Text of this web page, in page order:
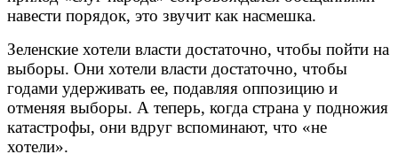
навести порядок, это звучит как насмешка.
Зеленские хотели власти достаточно, чтобы пойти на
выборы. Они хотели власти достаточно, чтобы
годами удерживать ее, подавляя оппозицию и
отменяя выборы. А теперь, когда страна у подножия
катастрофы, они вдруг вспоминают, что «не
хотели».